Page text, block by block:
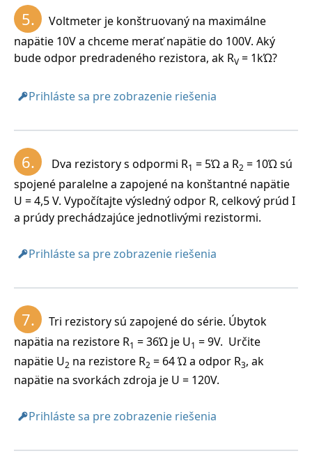
Spotrebičmi prechádzajú prúdy I1 = 075A a I 2 = 0,5A.
5.
Voltmeter je konštruovaný na maximálne
napätie 10V a chceme merať napätie do 100V. Aký
bude odpor predradeného rezistora, ak RV = 1kΏ?
Prihláste sa pre zobrazenie riešenia
6. Dva rezistory s odpormi R1 = 5Ώ a R2 = 10Ώ sú
spojené paralelne a zapojené na konštantné napätie
U = 4,5 V. Vypočítajte výsledný odpor R, celkový prúd I
a prúdy prechádzajúce jednotlivými rezistormi.
Prihláste sa pre zobrazenie riešenia
7.
Tri rezistory sú zapojené do série. Úbytok
napätia na rezistore R1 = 36Ώ je U1 = 9V. Určite
napätie U2 na rezistore R2 = 64 Ώ a odpor R3, ak
napätie na svorkách zdroja je U = 120V.
Prihláste sa pre zobrazenie riešenia